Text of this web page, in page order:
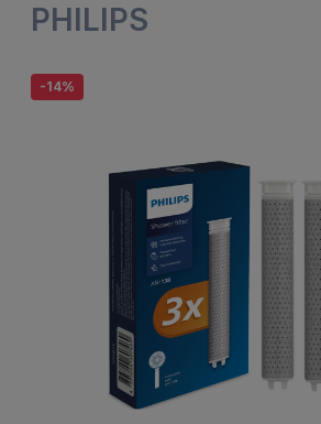
PHILIPS
-14%